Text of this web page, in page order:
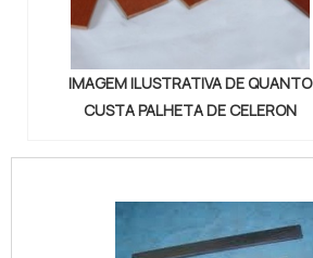
IMAGEM ILUSTRATIVA DE QUANTO
CUSTA PALHETA DE CELERON